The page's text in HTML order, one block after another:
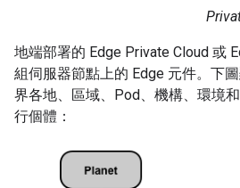
地端部署的 Edge Private Cloud 或
組伺服器節點上的 Edge 元件。下
界各地、區域、Pod、機構、環境
行個體：